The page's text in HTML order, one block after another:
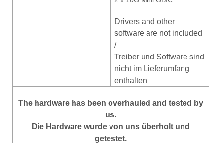
Drivers and other
software are not included
/
Treiber und Software sind
nicht im Lieferumfang
enthalten
The hardware has been overhauled and tested by
us.
Die Hardware wurde von uns überholt und
getestet.